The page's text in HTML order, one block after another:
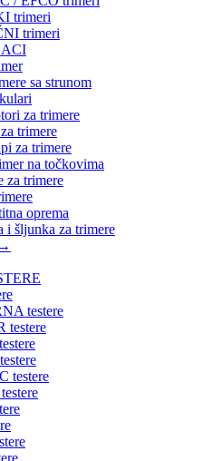
trimeri
trimeri
sa strunom
za trimere
trimere
za trimere
na točkovima
za trimere
oprema
i šljunka za trimere
→
testere
testere
testere